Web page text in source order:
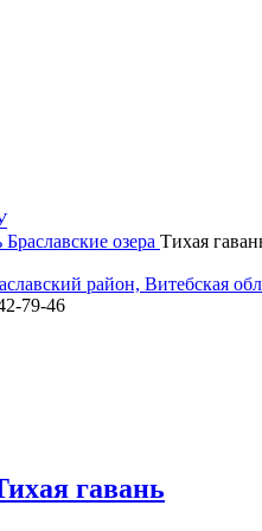
Браславские озера Тихая
район, Витебская
79-46
гавань